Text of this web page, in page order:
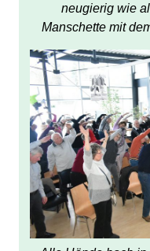
neugierig wie
Manschette mit